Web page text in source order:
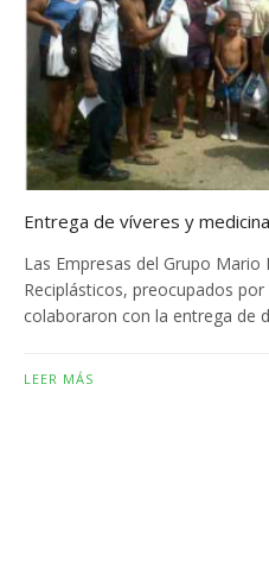
Entrega de víveres y
Las Empresas del Grupo Mario
Reciplásticos, preocupados
colaboraron con la entrega de
LEER MÁS